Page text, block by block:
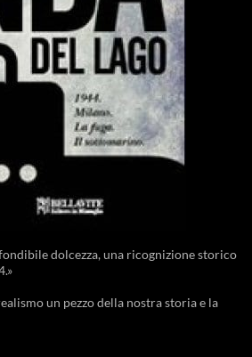
dolcezza, una ricognizione storico
un pezzo della nostra storia e la